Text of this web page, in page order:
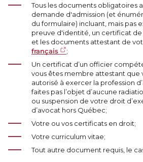
Tous les documents obligatoires
demande d'admission (et
du formulaire) incluant, mais pas
preuve d'identité, un certificat
et les documents attestant de
français
;
Un certificat d’un officier
vous êtes membre attestant que
autorisé à exercer la profession
faites pas l’objet d’aucune
ou suspension de votre droit
d’avocat hors Québec;
Votre ou vos certificats en droit;
Votre curriculum vitae;
Tout autre document requis, le